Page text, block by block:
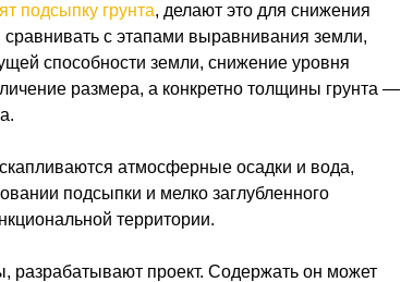
подсыпку грунта, делают это для снижения
с этапами выравнивания земли,
способности земли, снижение уровня
размера, а конкретно толщины грунта —
атмосферные осадки и вода,
подсыпки и мелко заглубленного
территории.
разрабатывают проект. Содержать он может